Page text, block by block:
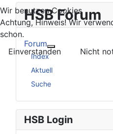
HSB Forum
Forum
Weitere
Index
Aktuell
Suche
HSB Login
Wir benutzen Cookies
Achtung, Hinweis! Wir
schon.
Einverstanden
Nicht